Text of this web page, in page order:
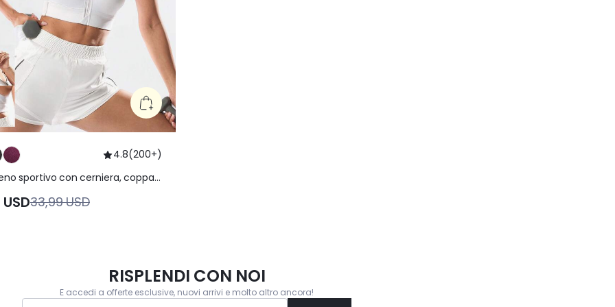
4.8(200+)
sportivo con cerniera, coppa
frontale, per alto impatto,
33,99 USD
RISPLENDI CON NOI
E accedi a offerte esclusive, nuovi arrivi e molto altro ancora!